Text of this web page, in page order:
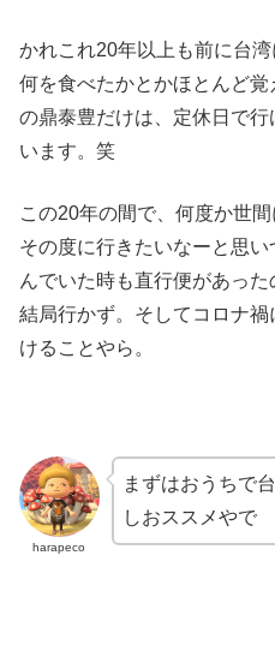
かれこれ20年以上も前に台
何を食べたかとかほとんど
の鼎泰豊だけは、定休日で
います。笑
この20年の間で、何度か世
その度に行きたいなーと思
んでいた時も直行便があっ
結局行かず。そしてコロナ
けることやら。
harapeco
まずはおうちで
しおススメやで